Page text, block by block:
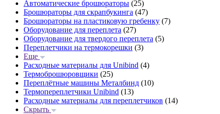
Автоматические брошюраторы (25)
Брошюраторы для скрапбукинга (47)
Брошюраторы на пластиковую гребенку (7)
Оборудование для переплета (27)
Оборудование для твердого переплета (5)
Переплетчики на термокорешки (3)
Еще
Расходные материалы для Unibind (4)
Термоброшюровщики (25)
Переплётные машины Металбинд (10)
Термопереплетчики Unibind (13)
Расходные материалы для переплетчиков (14)
Скрыть